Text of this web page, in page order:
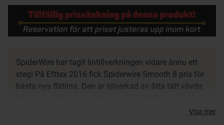
SpiderWire har tagit lintillverkningen vidare ännu ett
steg! På Efttex 2016 fick Spiderwire Smooth 8 pris för
bästa nya flätlina. Den är tillverkad av åtta tätt vävda
och gör linan rund och slät. Resultatet blir en riktigtVisa mer